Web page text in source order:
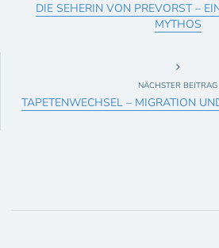
DIE SEHERIN VON PREVORST –
MYTHOS
NÄCHSTER BEITRAG
TAPETENWECHSEL – MIGRATION